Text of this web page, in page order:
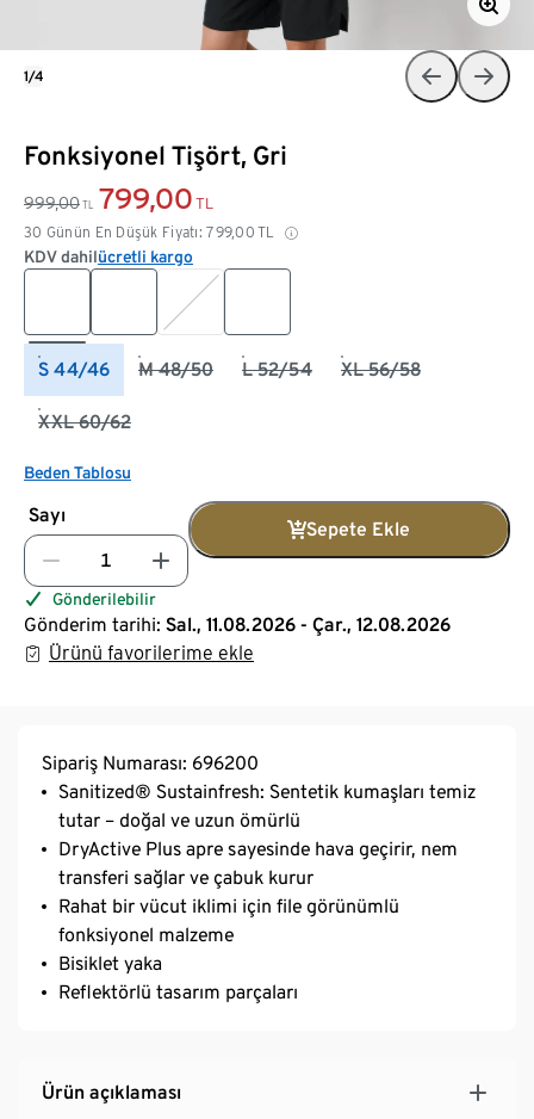
Fonksiyonel Tişört, Gri
999,00 TL 799,00 TL
30 Günün En Düşük Fiyatı: 799,00 TL
KDV dahilücretli kargo
S 44/46 M 48/50 L 52/54 XL 56/58
XXL 60/62
Beden Tablosu
Sayı
Sepete Ekle
Gönderilebilir
Gönderim tarihi: Sal., 11.08.2026 - Çar., 12.08.2026
Ürünü favorilerime ekle
1/4
Sipariş Numarası: 696200
Sanitized® Sustainfresh: Sentetik kumaşları temiz
tutar – doğal ve uzun ömürlü
DryActive Plus apre sayesinde hava geçirir, nem
transferi sağlar ve çabuk kurur
Rahat bir vücut iklimi için file görünümlü
fonksiyonel malzeme
Bisiklet yaka
Reflektörlü tasarım parçaları
Ürün açıklaması